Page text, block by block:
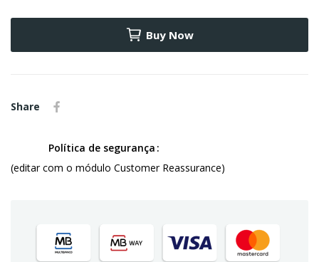
Buy Now
Share
Política de segurança
(editar com o módulo Customer Reassurance)